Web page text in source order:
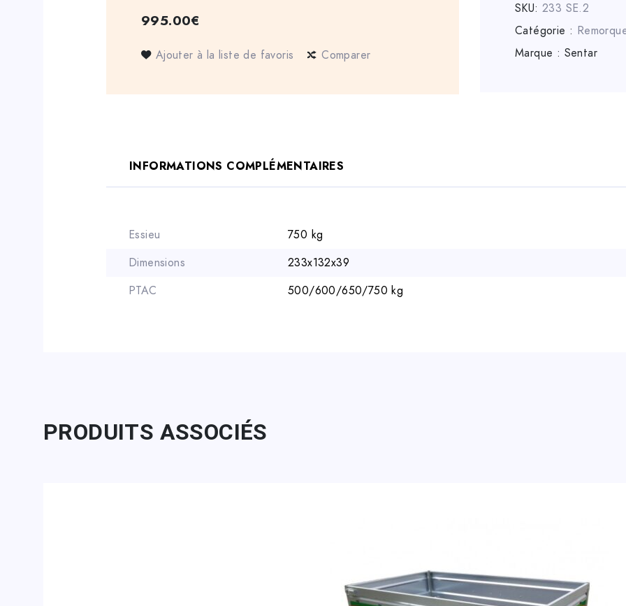
995.00€
Ajouter à la liste de favoris Comparer
SKU: 233 SE.2
Catégorie :
Marque : Sentar
INFORMATIONS COMPLÉMENTAIRES
Essieu
750 kg
Dimensions
233x132x39
PTAC
500/600/650/750 kg
PRODUITS ASSOCIÉS